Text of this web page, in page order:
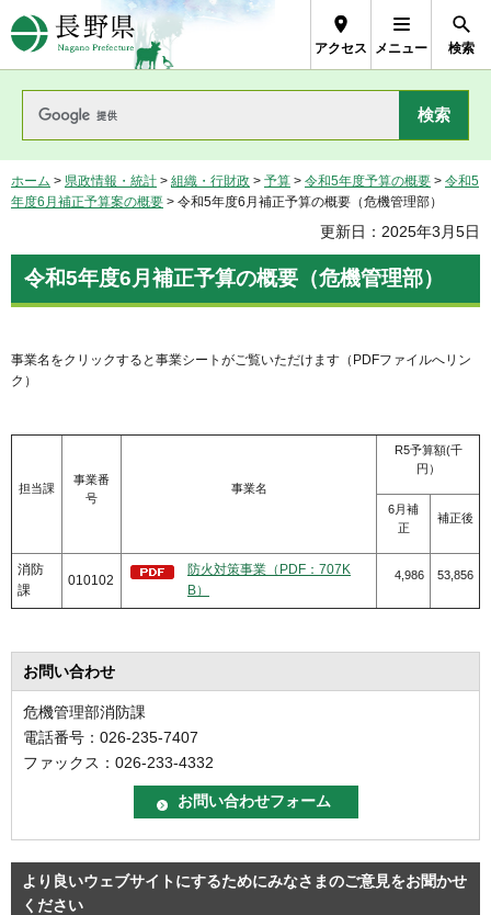
長野県Nagano Prefecture
アクセス メニュー 検索
ホーム > 県政情報・統計 > 組織・行財政 > 予算 > 令和5年度予算の概要 > 令和5
年度6月補正予算案の概要 > 令和5年度6月補正予算の概要（危機管理部）
更新日：2025年3月5日
令和5年度6月補正予算の概要（危機管理部）
事業名をクリックすると事業シートがご覧いただけます（PDFファイルへリン
ク）
担当課
事業番
号
事業名
R5予算額(千
円）
6月補
正
補正後
消防
課
010102
防火対策事業（PDF：707K
B）
4,986 53,856
お問い合わせ
危機管理部消防課
電話番号：026-235-7407
ファックス：026-233-4332
より良いウェブサイトにするためにみなさまのご意見をお聞かせ
ください